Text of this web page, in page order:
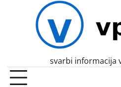
svarbi informacija